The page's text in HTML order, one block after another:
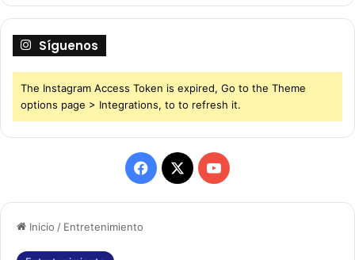
Inicio / Entretenimiento
Síguenos
The Instagram Access Token is expired, Go to the Theme
options page > Integrations, to to refresh it.
F
a
X
Y
o